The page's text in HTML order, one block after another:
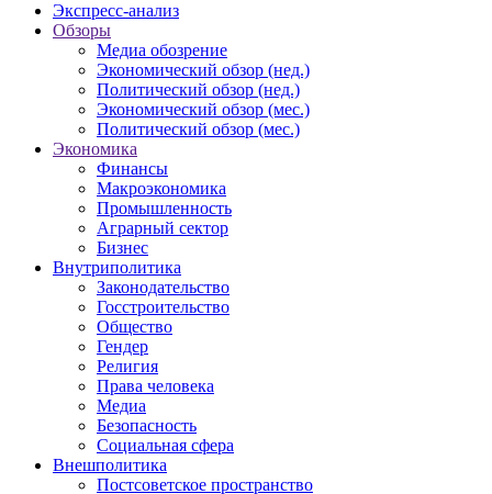
Экспресс-анализ
Обзоры
Медиа обозрение
Экономический обзор (нед.)
Политический обзор (нед.)
Экономический обзор (мес.)
Политический обзор (мес.)
Экономика
Финансы
Макроэкономика
Промышленность
Аграрный сектор
Бизнес
Внутриполитика
Законодательство
Госстроительство
Общество
Гендер
Религия
Права человека
Медиа
Безопасность
Социальная сфера
Внешполитика
Постсоветское пространство